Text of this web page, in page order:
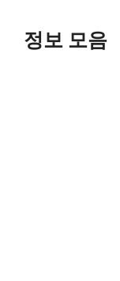
content정보 모음